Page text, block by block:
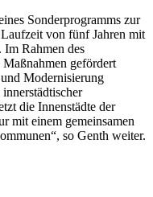
Sonderprogramms zur
von fünf Jahren mit
Rahmen des
gefördert
Modernisierung
die Innenstädte der
mit einem gemeinsamen
so Genth weiter.